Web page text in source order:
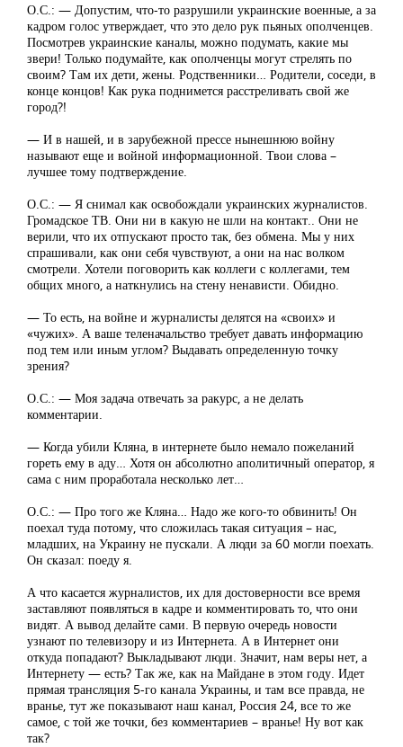
О.С.: — Допустим, что-то разрушили украинские военные, а за
кадром голос утверждает, что это дело рук пьяных ополченцев.
Посмотрев украинские каналы, можно подумать, какие мы
звери! Только подумайте, как ополченцы могут стрелять по
своим? Там их дети, жены. Родственники… Родители, соседи, в
конце концов! Как рука поднимется расстреливать свой же
город?!
— И в нашей, и в зарубежной прессе нынешнюю войну
называют еще и войной информационной. Твои слова –
лучшее тому подтверждение.
О.С.: — Я снимал как освобождали украинских журналистов.
Громадское ТВ. Они ни в какую не шли на контакт.. Они не
верили, что их отпускают просто так, без обмена. Мы у них
спрашивали, как они себя чувствуют, а они на нас волком
смотрели. Хотели поговорить как коллеги с коллегами, тем
общих много, а наткнулись на стену ненависти. Обидно.
— То есть, на войне и журналисты делятся на «своих» и
«чужих». А ваше теленачальство требует давать информацию
под тем или иным углом? Выдавать определенную точку
зрения?
О.С.: — Моя задача отвечать за ракурс, а не делать
комментарии.
— Когда убили Кляна, в интернете было немало пожеланий
гореть ему в аду… Хотя он абсолютно аполитичный оператор, я
сама с ним проработала несколько лет…
О.С.: — Про того же Кляна… Надо же кого-то обвинить! Он
поехал туда потому, что сложилась такая ситуация – нас,
младших, на Украину не пускали. А люди за 60 могли поехать.
Он сказал: поеду я.
А что касается журналистов, их для достоверности все время
заставляют появляться в кадре и комментировать то, что они
видят. А вывод делайте сами. В первую очередь новости
узнают по телевизору и из Интернета. А в Интернет они
откуда попадают? Выкладывают люди. Значит, нам веры нет, а
Интернету — есть? Так же, как на Майдане в этом году. Идет
прямая трансляция 5-го канала Украины, и там все правда, не
вранье, тут же показывают наш канал, Россия 24, все то же
самое, с той же точки, без комментариев – вранье! Ну вот как
так?